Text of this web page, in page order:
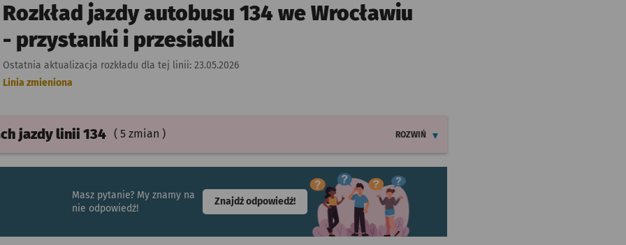
Rozkład jazdy autobusu 134 we Wrocławiu
- przystanki i przesiadki
Ostatnia aktualizacja rozkładu dla tej linii: 23.05.2026
Linia zmieniona
jazdylinii 134 ( 5 zmian )
ROZWIŃ
Masz pytanie? My znamy na
nie odpowiedź!
Znajdź odpowiedź!- otworzy się w nowej karcie